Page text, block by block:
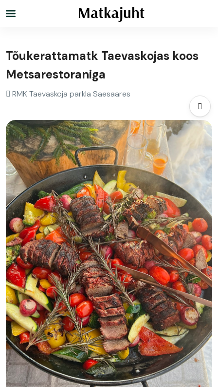
Tõukerattamatk Taevaskojas koos
Metsarestoraniga
RMK Taevaskoja parkla Saesaares